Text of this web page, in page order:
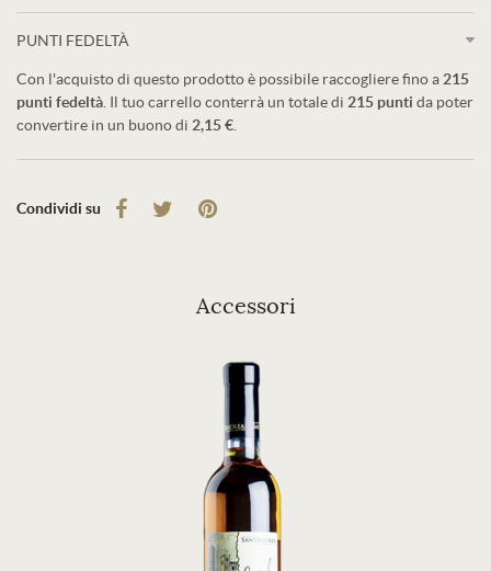
PUNTI FEDELTÀ
Con l'acquisto di questo prodotto è possibile raccogliere fino a 215
punti fedeltà . Il tuo carrello conterrà un totale di 215 punti da poter
convertire in un buono di 2,15 €
Condividi su
Accessori